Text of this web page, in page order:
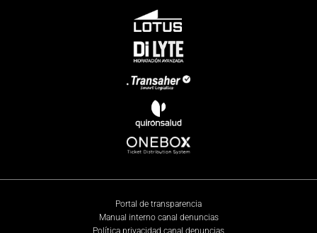
Portal de transparencia
Manual interno canal denuncias
Política privacidad canal denuncias